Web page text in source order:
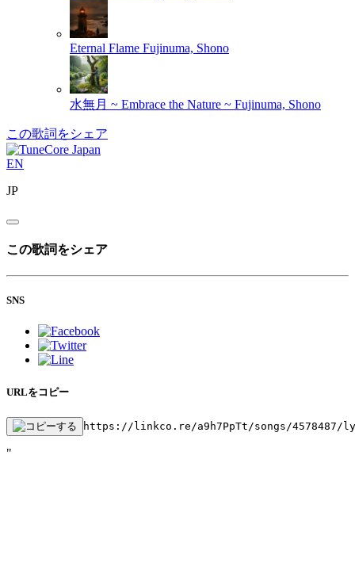
Eternal Flame Fujinuma, Shono
水無月 ~ Embrace the Nature ~ Fujinuma, Shono
この歌詞をシェア
EN
JP
この歌詞をシェア
SNS
URLをコピー
https://linkco.re/a9h7PpTt/songs/4578487/
"